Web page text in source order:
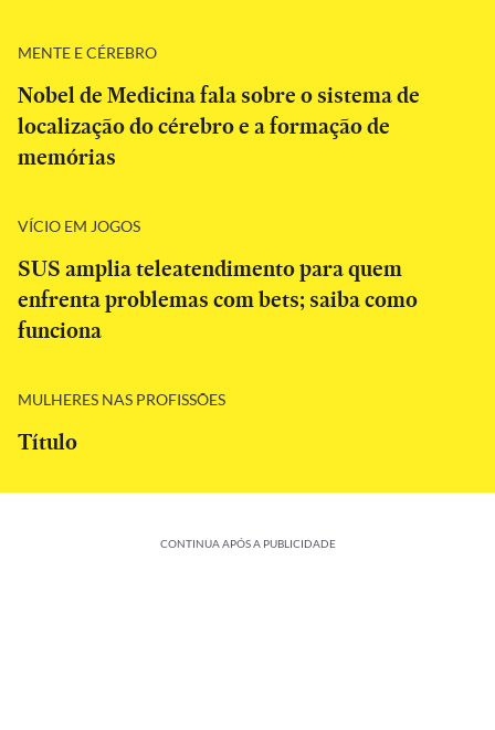
MENTE E CÉREBRO
Nobel de Medicina fala sobre o sistema de
localização do cérebro e a formação de
memórias
VÍCIO EM JOGOS
SUS amplia teleatendimento para quem
enfrenta problemas com bets; saiba como
funciona
MULHERES NAS PROFISSÕES
Título
CONTINUA APÓS A PUBLICIDADE